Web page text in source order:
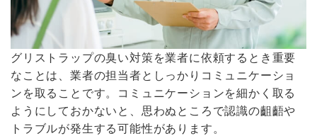
グリストラップの臭い対策を業者に依頼するとき重要
なことは、業者の担当者としっかりコミュニケーショ
ンを取ることです。コミュニケーションを細かく取る
ようにしておかないと、思わぬところで認識の齟齬や
トラブルが発生する可能性があります。